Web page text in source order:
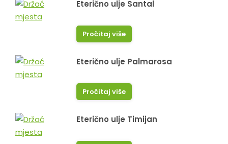
Eterično ulje Santal
Pročitaj više
Eterično ulje Palmarosa
Pročitaj više
Eterično ulje Timijan